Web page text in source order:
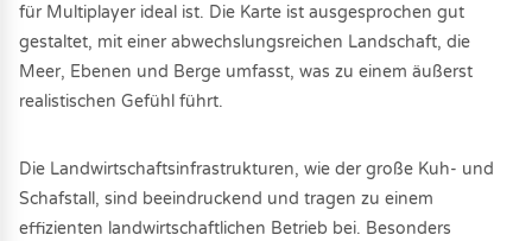
für Multiplayer ideal ist. Die Karte ist ausgesprochen gut
gestaltet, mit einer abwechslungsreichen Landschaft, die
Meer, Ebenen und Berge umfasst, was zu einem äußerst
realistischen Gefühl führt.
Die Landwirtschaftsinfrastrukturen, wie der große Kuh- und
Schafstall, sind beeindruckend und tragen zu einem
effizienten landwirtschaftlichen Betrieb bei. Besonders